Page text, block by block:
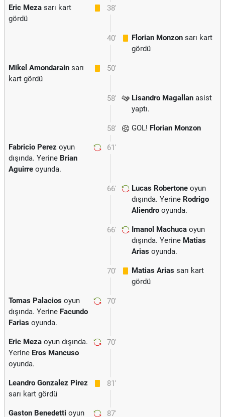
38'
Eric Meza sarı kart
gördü
40' Florian Monzon sarı kart
gördü
50'
Mikel Amondarain sarı
kart gördü
58' Lisandro Magallan asist
yaptı.
58' GOL! Florian Monzon
61'
Fabricio Perez oyun
dışında. Yerine Brian
Aguirre oyunda.
66' Lucas Robertone oyun
dışında. Yerine Rodrigo
Aliendro oyunda.
66' Imanol Machuca oyun
dışında. Yerine Matias
Arias oyunda.
70' Matias Arias sarı kart
gördü
70'
Tomas Palacios oyun
dışında. Yerine Facundo
Farias oyunda.
70'
Eric Meza oyun dışında.
Yerine Eros Mancuso
oyunda.
81'
Leandro Gonzalez Pirez
sarı kart gördü
87'
Gaston Benedetti oyun